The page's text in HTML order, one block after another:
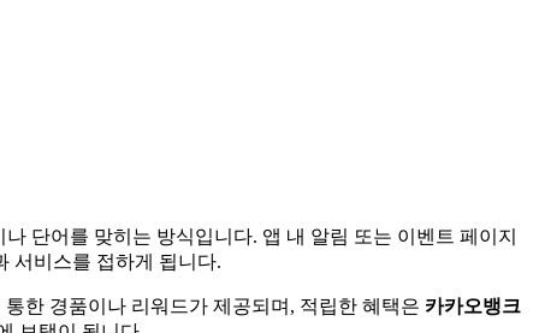
단어를 맞히는 방식입니다. 앱 내 알림 또는 이벤트 페이지
서비스를 접하게 됩니다.
통한 경품이나 리워드가 제공되며, 적립한 혜택은 카카오뱅크